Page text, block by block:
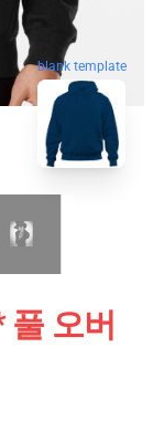
blank template
오버